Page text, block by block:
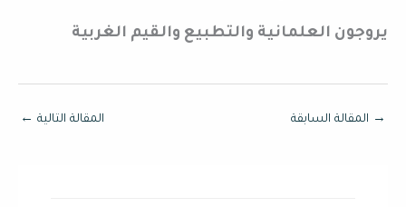
يروجون العلمانية والتطبيع والقيم الغربية
→ المقالة السابقة المقالة التالية ←